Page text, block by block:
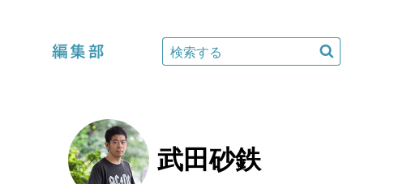
武田砂鉄